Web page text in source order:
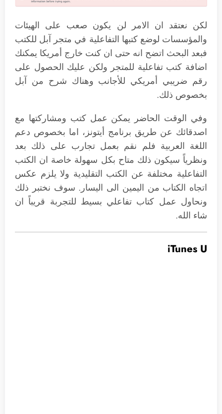
لكن نعتقد ان الامر لن يكون صعب على الهيئات
والمؤسسات لوضع كتبها التفاعلية في متجر آبل للكتب
فبعد البحث اتضح انه حتى ان كنت خارج أمريكا يمكنك
اضافة كتب تفاعلية للمتجر ولكن عليك الحصول على
رقم ضريبي أمريكي للأجانب وهناك شرح من آبل
بخصوص ذلك.
وفي الوقت الحاضر يمكن عمل كتب ومشاركتها مع
اصدقائك عن طريق برنامج أيتونز، اما بخصوص دعم
اللغة العربية فلم نقم بعمل تجارب على ذلك بعد
ونظرياً سيكون ذلك متاح بكل سهولة خاصة ان الكتب
التفاعلية مختلفة عن الكتب التقليدية ولا يلزم عكس
اتجاه الكتاب من اليمين الى اليسار. سوف نختبر ذلك
ونحاول عمل كتاب تفاعلي بسيط للتجربة قريباً ان
شاء الله.
iTunes U